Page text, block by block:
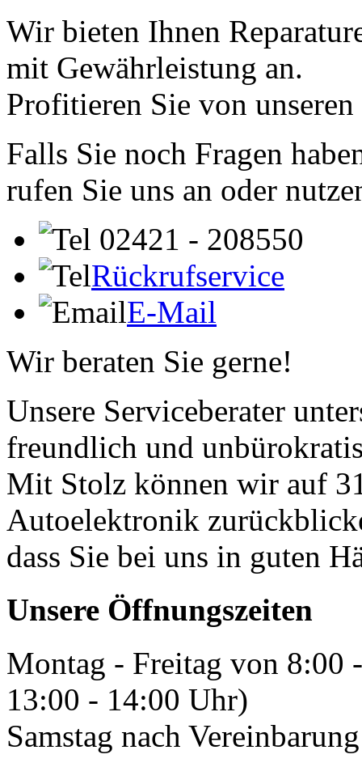
Wir bieten Ihnen
mit Gewährleistung an.
Profitieren Sie von
Falls Sie noch Fragen
rufen Sie uns an oder
02421 - 208550
Rückrufservice
E-Mail
Wir beraten Sie gerne!
Unsere Serviceberater
freundlich und
Mit Stolz können wir auf
Autoelektronik
dass Sie bei uns in guten
Unsere Öffnungszeiten
Montag - Freitag von 8:00
13:00 - 14:00 Uhr)
Samstag nach